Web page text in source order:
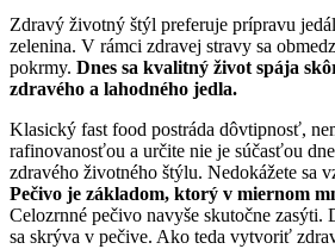
Zdravý životný štýl preferuje prípravu
zelenina. V rámci zdravej stravy sa
pokrmy. Dnes sa kvalitný život spája
zdravého a lahodného jedla.
Klasický fast food postráda dôvtipnosť,
rafinovanosťou a určite nie je súčasťou
zdravého životného štýlu. Nedokážete sa
Pečivo je základom, ktorý v miernom
Celozrnné pečivo navyše skutočne zasýti.
sa skrýva v pečive. Ako teda vytvoriť